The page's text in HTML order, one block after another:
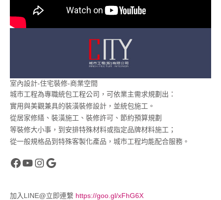
室內設計-住宅裝修-商業空間
城市工程為專職統包工程公司，可依業主需求規劃出：
實用與美觀兼具的裝潢裝修設計，並統包施工。
從居家修繕、裝潢施工、裝修許可、節約預算規劃
等裝修大小事，到安排特殊材料或指定品牌材料施工；
從一般規格品到特殊客製化產品，城市工程均能配合服務。
https://reurl.cc/vmal1k
https://reurl.cc/eWze5K
Instagram
Google
加入LINE@立即連繫 https://goo.gl/xFhG6X